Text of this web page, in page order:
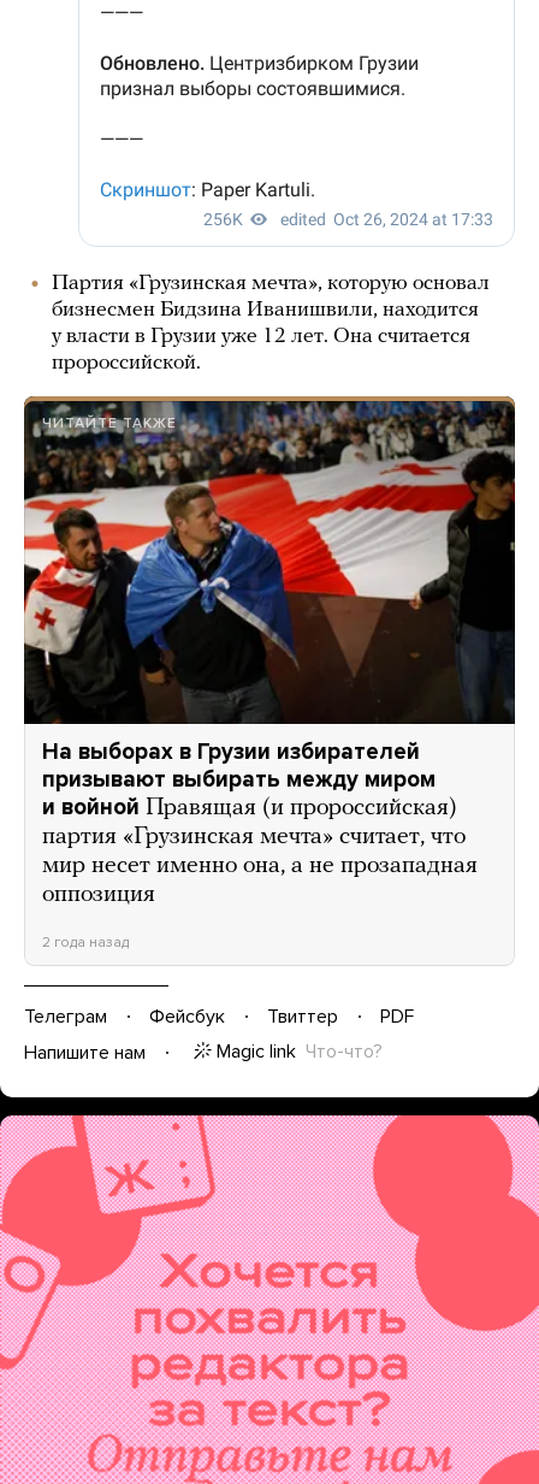
Партия «Грузинская мечта», которую основал
бизнесмен Бидзина Иванишвили, находится
у власти в Грузии уже 12 лет. Она считается
пророссийской.
ЧИТАЙТЕ ТАКЖЕ
На выборах в Грузии избирателей
призывают выбирать между миром
и войной Правящая (и пророссийская)
партия «Грузинская мечта» считает, что
мир несет именно она, а не прозападная
оппозиция
2 года назад
Телеграм Фейсбук Твиттер
PDF
Напишите нам
Magic link Что-что?